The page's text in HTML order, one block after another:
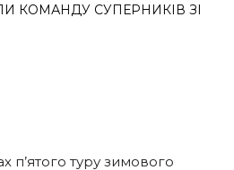
КОМАНДУ СУПЕРНИКІВ ЗІ
п’ятого туру зимового